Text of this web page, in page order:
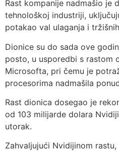
Rast kompanije nadmašio je
tehnološkoj industriji,
potakao val ulaganja i
Dionice su do sada ove
posto, u usporedbi s rastom
Microsofta, pri čemu je
procesorima nadmašila
Rast dionica dosegao je
od 103 milijarde dolara
utorak.
Zahvaljujući Nvidijinom